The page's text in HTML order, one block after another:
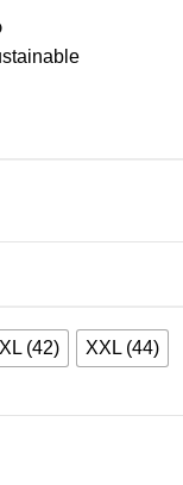
XL (42)
XXL (44)